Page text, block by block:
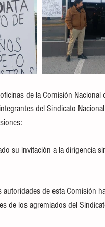
de la Comisión
del Sindicato
su invitación a la
las autoridades de esta
de los agremiados del